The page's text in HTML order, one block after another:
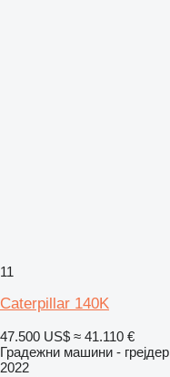
11
Caterpillar 140K
47.500 US$ ≈ 41.110 €
Градежни машини - грејдер
2022